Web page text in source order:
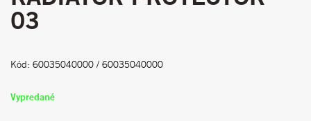
03
Kód: 60035040000 / 60035040000
Vypredané